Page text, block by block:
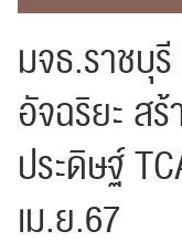
มจธ.ราชบุ
อัจฉริยะ ส
ประดิษฐ์
เม.ย.67